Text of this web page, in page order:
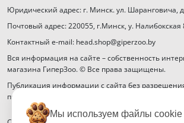
Юридический адрес: г. Минск. ул. Шаранговича,
Почтовый адрес: 220055, г.Минск, у. Налибокская
Контактный e-mail: head.shop@giperzoo.by
Вся информация на сайте – собственность
магазина ГиперЗоо. © Все права защищены.
Публикация информации с сайта без
правообладателя запрещена.
Мы используем файлы cookie